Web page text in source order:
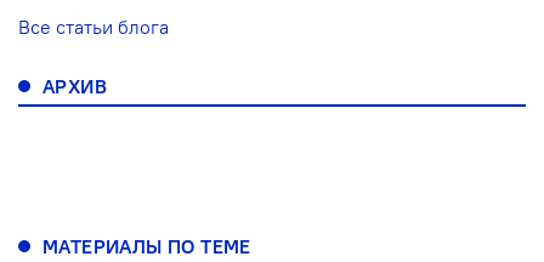
Все статьи блога
АРХИВ
МАТЕРИАЛЫ ПО ТЕМЕ